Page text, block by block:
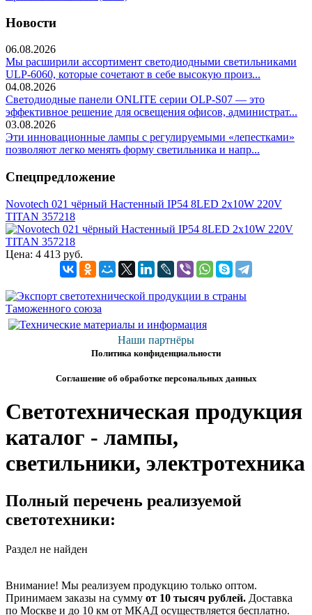
Новости
06.08.2026
Мы расширили ассортимент светодиодными светильниками
ULP-6060, которые сочетают в себе высокую произ...
04.08.2026
Светодиодные панели ONLITE серии OLP-S07 — это
эффективное решение для освещения офисов, администрат...
03.08.2026
Эти инновационные лампы с регулируемыми «лепестками»
позволяют легко менять форму светильника и напр...
Спецпредложение
Novotech 021 чёрный Настенный IP54 8LED 2x10W 220V
TITAN 357218
Цена: 4 413 руб.
Наши партнёры
Политика конфиденциальности
Соглашение об обработке персональных данных
Светотехническая продукция
каталог - лампы,
светильники, электротехника
Полный перечень реализуемой
светотехники:
Раздел не найден
Внимание! Мы реализуем продукцию только оптом.
Принимаем заказы на сумму от 10 тысяч рублей. Доставка
по Москве и до 10 км от МКАД осуществляется бесплатно.